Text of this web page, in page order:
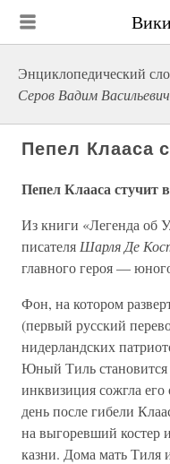
Энциклопедический
Серов Вадим Васильевич
Пепел Клааса
Пепел Клааса стучит
Из книги «Легенда об
писателя Шарля Де
главного героя —
Фон, на котором
(первый русский
нидерландских
Юный Тиль становится
инквизиция сожгла
день после гибели
на выгоревший костер
казни. Дома мать Тиля